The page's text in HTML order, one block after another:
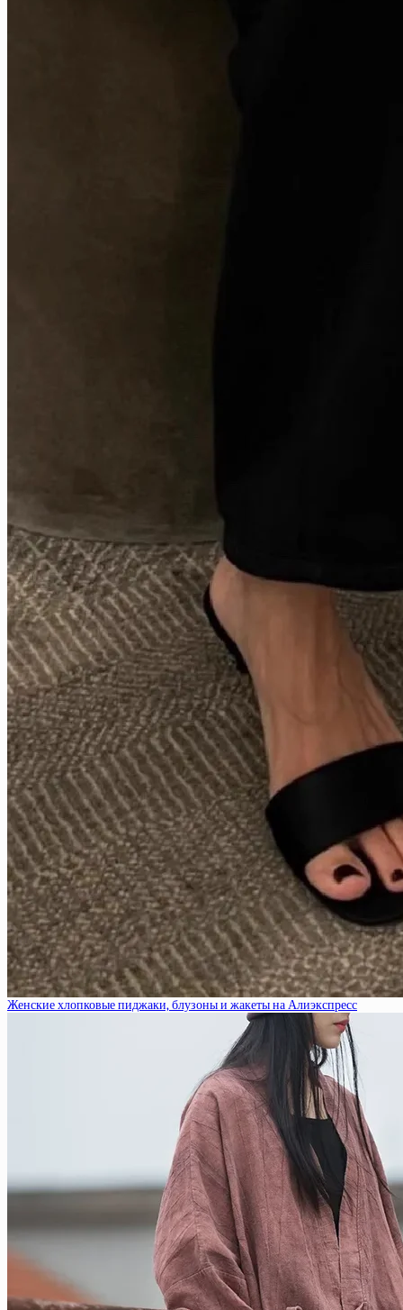
Женские хлопковые пиджаки, блузоны и жакеты на Алиэкспресс